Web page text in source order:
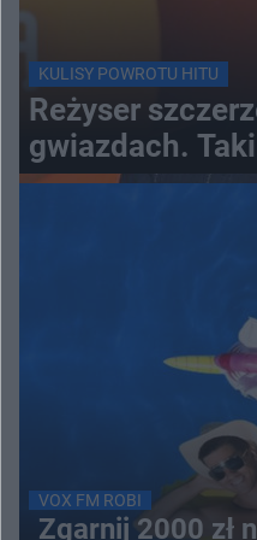
KULISY POWROTU HITU
Reżyser
gwiazdach.
VOX FM ROBI
Zgarnij 2000 zł